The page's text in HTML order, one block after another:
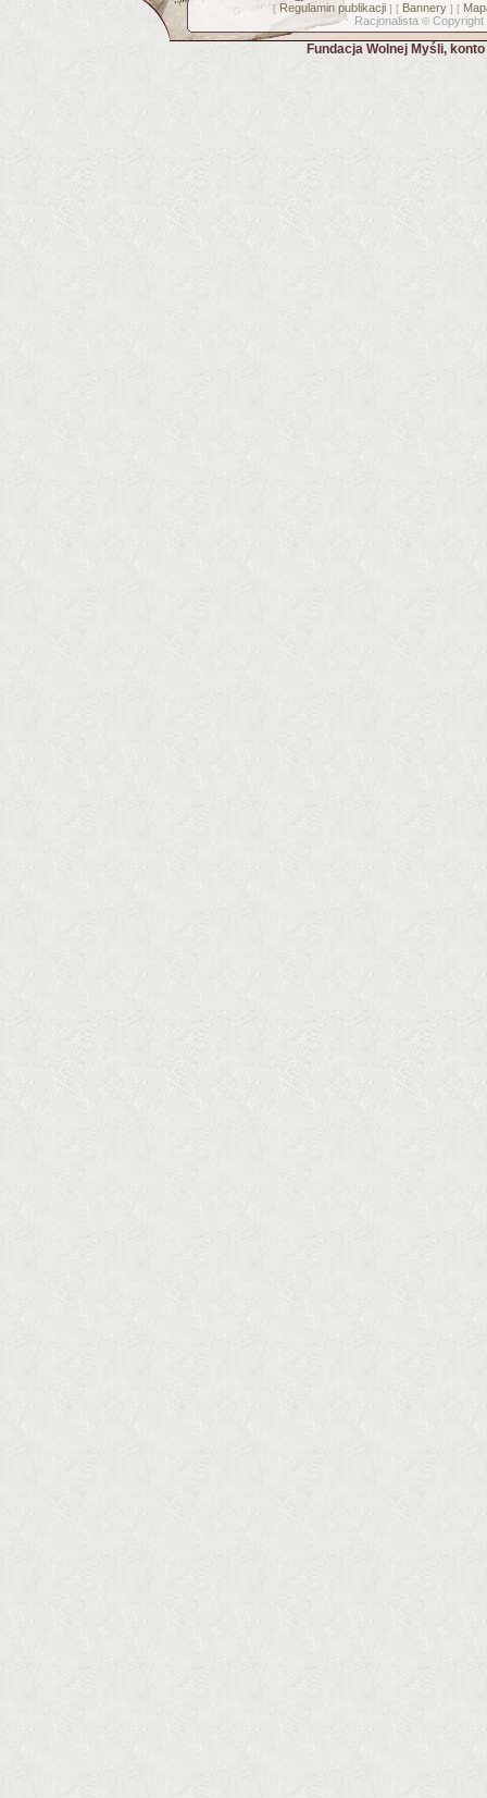
[ Regulamin publikacji] [ Bannery] [
Racjonalista © Copyright
Fundacja Wolnej Myśli,